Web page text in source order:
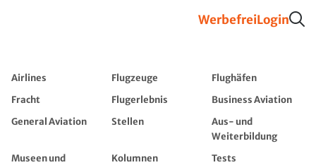
WerbefreiLogin
Airlines Flugzeuge
Flughäfen
Fracht
Flugerlebnis
Business Aviation
General Aviation
Stellen
Aus- und
Weiterbildung
Museen und
Kolumnen Tests